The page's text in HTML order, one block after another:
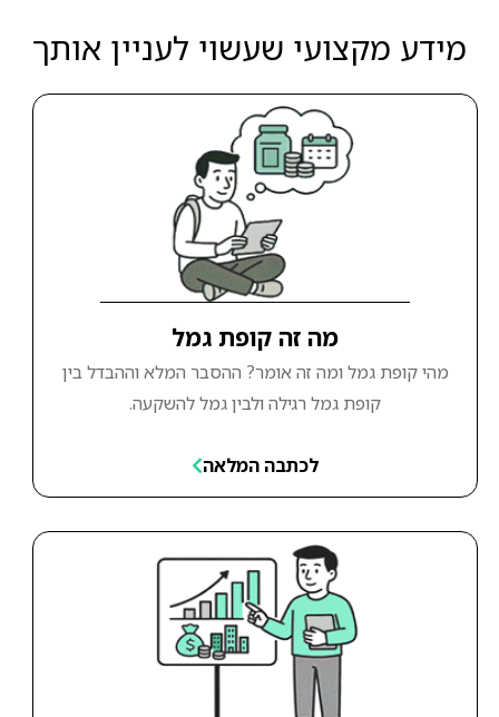
מידע מקצועי שעשוי לעניין אותך
מה זה קופת גמל
מהי קופת גמל ומה זה אומר? ההסבר המלא וההבדל בין
קופת גמל רגילה ולבין גמל להשקעה.
לכתבה המלאה